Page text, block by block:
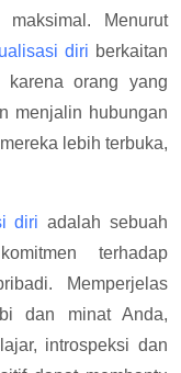
Menurut
diri berkaitan
orang yang
menjalin hubungan
lebih terbuka,
diri adalah sebuah
terhadap
Memperjelas
dan minat Anda,
introspeksi dan